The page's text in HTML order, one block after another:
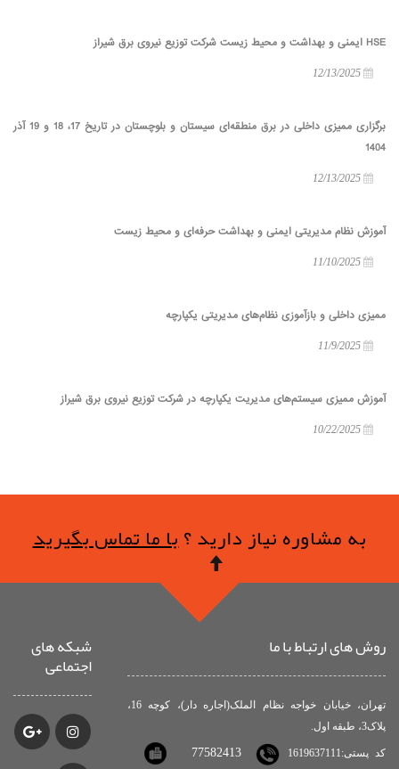
HSE ایمنی و بهداشت و محیط زیست شرکت توزیع نیروی برق شیراز
برگزاری ممیزی داخلی در برق منطقه‌ای سیستان و بلوچستان در تاریخ 17، 18 و 19 آذر
1404
آموزش نظام مدیریتی ایمنی و بهداشت حرفه‌ای و محیط زیست
ممیزی داخلی و بازآموزی نظام‌های مدیریتی یکپارچه
آموزش ممیزی سیستم‌های مدیریت یکپارچه در شرکت توزیع نیروی برق شیراز
به مشاوره نیاز دارید ؟با ما تماس بگیرید
روش های ارتباط با ما
تهران، خیابان خواجه نظام الملک(اجاره دار)، کوچه 16،
پلاک3، طبقه اول.
کد پستی:1619637111 77582413
شبکه های
اجتماعی